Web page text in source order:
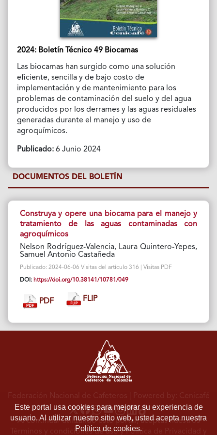
2024: Boletín Técnico 49 Biocamas
Las biocamas han surgido como una solución
eficiente, sencilla y de bajo costo de
implementación y de mantenimiento para los
problemas de contaminación del suelo y del agua
producidos por los derrames y las aguas residuales
generadas durante el manejo y uso de
agroquímicos.
Publicado:6 Junio 2024
DOCUMENTOS DEL BOLETÍN
Construya y opere una biocama para el manejo y
tratamiento de las aguas contaminadas con
agroquímicos
Nelson Rodríguez-Valencia, Laura Quintero-Yepes,
Samuel Antonio Castañeda
Publicado: 2024-06-06 Visitas del artículo 316 | Visitas PDF
DOI: https://doi.org/10.38141/10781/049
PDF FLIP
Este portal usa cookies para mejorar su experiencia de
usuario. Al utilizar nuestro sitio web, usted acepta nuestra
Política de cookies.
Federación Nacional de Cafeteros | Powered by: Cenicafé
Al continuar utilizando este portal, aceptas nuestros
Términos y condiciones de usoyPolítica de Privacidad y